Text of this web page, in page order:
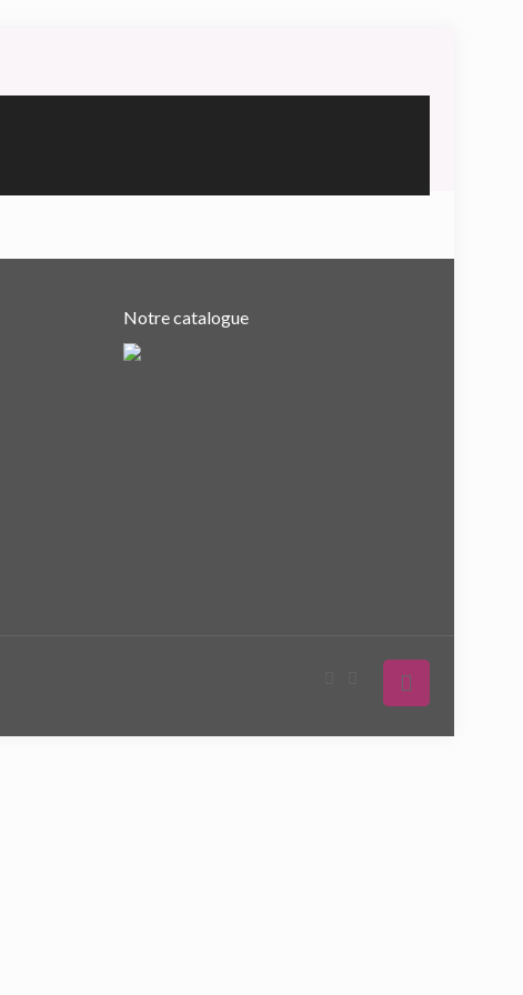
Notre catalogue